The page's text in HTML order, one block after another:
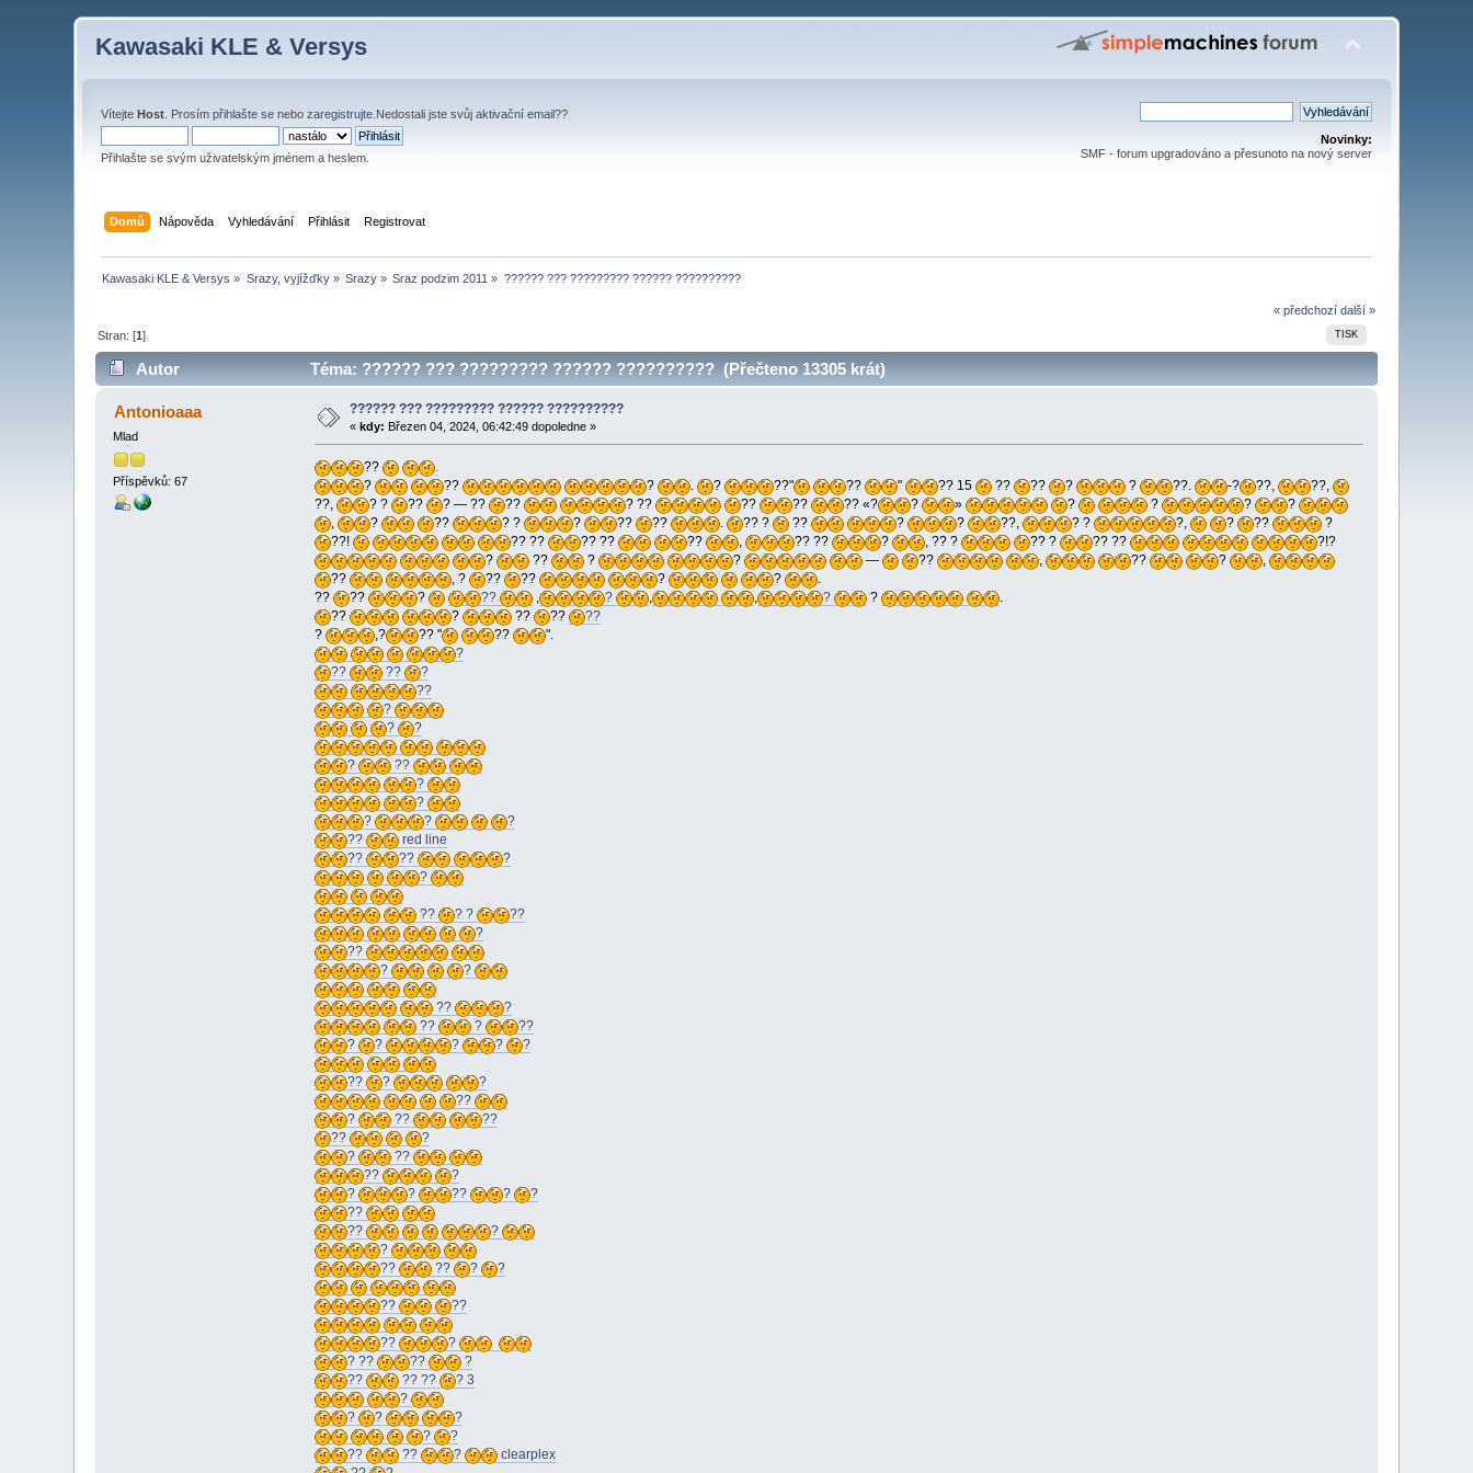
Kawasaki KLE & Versys
VítejteHost . Prosímpřihlašte se nebozaregistrujte .Nedostali jste svůjaktivační email??
Přihlašte se svým uživatelským jménem a heslem.
Novinky:
SMF - forum upgradováno a přesunoto na nový server
Domů Nápověda Vyhledávání Přihlásit Registrovat
Kawasaki KLE & Versys » Srazy, vyjížďky» Srazy » Sraz podzim 2011 » ?????? ??? ????????? ?????? ??????????
« předchozí další »
TISK
Stran: [1]
Autor Téma: ?????? ??? ????????? ?????? ?????????? (Přečteno 13305 krát)
Antonioaaa
Mlad
Příspěvků: 67
?????? ??? ????????? ?????? ??????????
« kdy: Březen 04, 2024, 06:42:49 dopoledne »
??
.
?
?? ? . ? ??" ?? " ?? 15 ?? ?? ? ? ??. -? ??,
??,
??,
? ? ?? ? — ?? ?? ? ?? ?? ?? ?? «? ? » ? ? ?
?
,
? ?? ? ? ? ?? ?? . ?? ? ?? ? ? ??, ? ? ?, ? ??
?
??!
?? ?? ?? ?? ?? , ?? ?? ? , ?? ? ?? ? ?? ??
?!?
?
?? ? ? — ?? , ?? ?
,
??
, ? ?? ?? ? ?
.
??
?? ? ?? , ? , , ? ?
.
??
? ?? ??
??
?
,? ?? " ??
".
?
??
??
?
??
?
?
?
?
??
?
?
?
?
?
??
red line
??
??
?
?
?? ? ?
??
?
??
?
?
??
?
??
?
??
?
? ? ? ?
?? ?
?
??
?
??
??
??
?
?
??
??
?
?
? ?? ?
?
??
??
?
?
??
?? ? ?
?? ??
??
?
? ??
??
?
??
?? ??
? 3
?
?
?
?
?
?
??
?? ?
clearplex